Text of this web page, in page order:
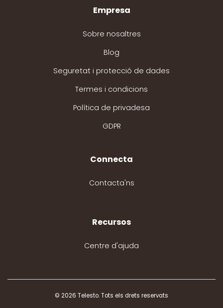
Empresa
Sobre nosaltres
Blog
Seguretat i protecció de dades
Termes i condicions
Política de privadesa
GDPR
Connecta
Contacta'ns
Recursos
Centre d'ajuda
© 2026 Telesto. Tots els drets reservats